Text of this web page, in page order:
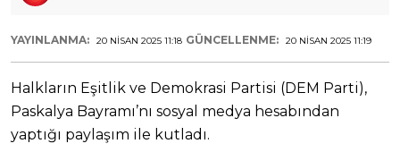
YAYINLANMA: 20 NISAN 2025 11:18 GÜNCELLENME: 20 NISAN 2025 11:19
Halkların Eşitlik ve Demokrasi Partisi (DEM Parti),
Paskalya Bayramı’nı sosyal medya hesabından
yaptığı paylaşım ile kutladı.